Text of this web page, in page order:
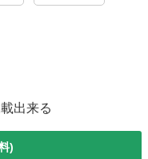
出来る
)